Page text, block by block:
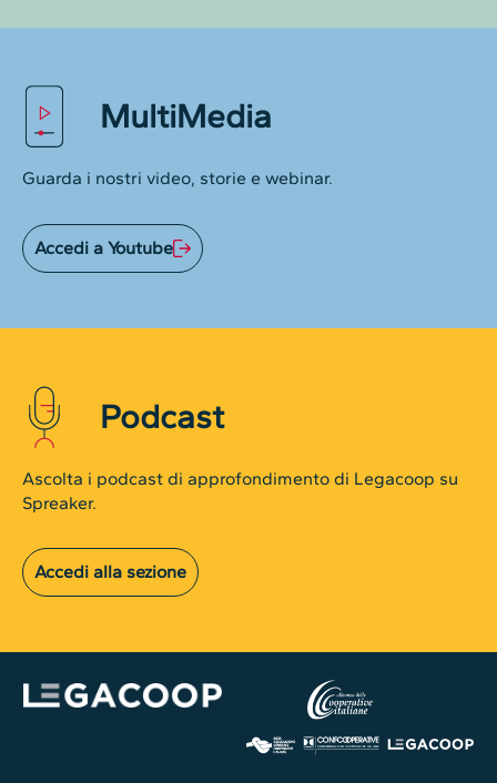
MultiMedia
Guarda i nostri video, storie e webinar.
Accedi a Youtube
Podcast
Ascolta i podcast di approfondimento di Legacoop su
Spreaker.
Accedi alla sezione